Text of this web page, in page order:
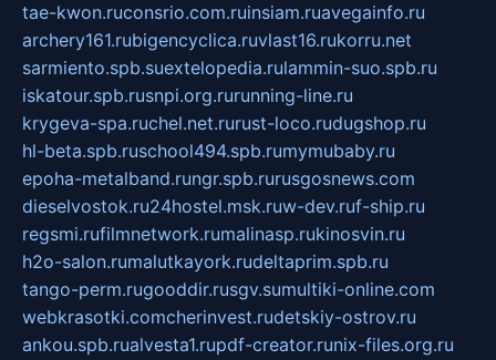
tae-kwon.ruconsrio.com.ruinsiam.ruavegainfo.ru
archery161.rubigencyclica.ruvlast16.rukorru.net
sarmiento.spb.suextelopedia.rulammin-suo.spb.ru
iskatour.spb.rusnpi.org.rurunning-line.ru
krygeva-spa.ruchel.net.rurust-loco.rudugshop.ru
hl-beta.spb.ruschool494.spb.rumymubaby.ru
epoha-metalband.rungr.spb.rurusgosnews.com
dieselvostok.ru24hostel.msk.ruw-dev.ruf-ship.ru
regsmi.rufilmnetwork.rumalinasp.rukinosvin.ru
h2o-salon.rumalutkayork.rudeltaprim.spb.ru
tango-perm.rugooddir.rusgv.sumultiki-online.com
webkrasotki.comcherinvest.rudetskiy-ostrov.ru
ankou.spb.rualvesta1.rupdf-creator.runix-files.org.ru